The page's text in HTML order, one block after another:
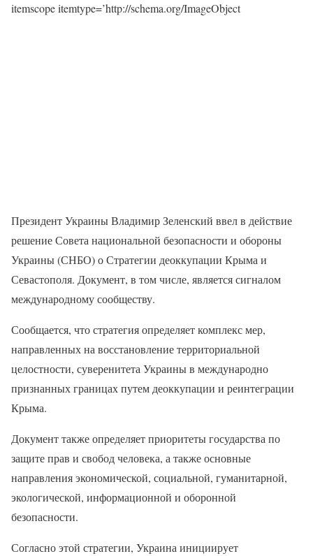
itemscope itemtype=’http://schema.org/ImageObject
Президент Украины Владимир Зеленский ввел в действие
решение Совета национальной безопасности и обороны
Украины (СНБО) о Стратегии деоккупации Крыма и
Севастополя. Документ, в том числе, является сигналом
международному сообществу.
Сообщается, что стратегия определяет комплекс мер,
направленных на восстановление территориальной
целостности, суверенитета Украины в международно
признанных границах путем деоккупации и реинтеграции
Крыма.
Документ также определяет приоритеты государства по
защите прав и свобод человека, а также основные
направления экономической, социальной, гуманитарной,
экологической, информационной и оборонной
безопасности.
Согласно этой стратегии, Украина инициирует